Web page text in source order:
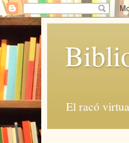
El racó